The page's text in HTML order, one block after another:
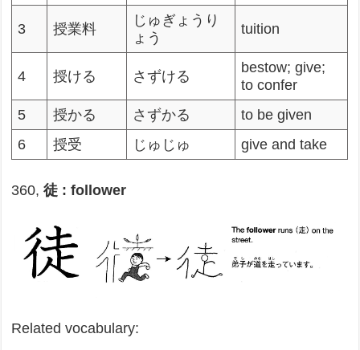
3 授業料
じゅぎょうり
ょう
tuition
4 授ける さずける
bestow; give;
to confer
5
授かる さずかる
to be given
6
授受 じゅじゅ give and take
360,徒 : follower
Related vocabulary: